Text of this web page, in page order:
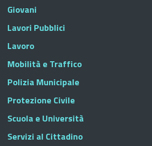
Giovani
Lavori Pubblici
Lavoro
Mobilità e Traffico
Polizia Municipale
Protezione Civile
Scuola e Università
Servizi al Cittadino